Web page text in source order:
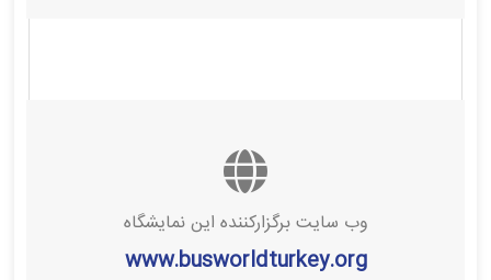
وب سایت برگزارکننده این نمایشگاه
www.busworldturkey.org